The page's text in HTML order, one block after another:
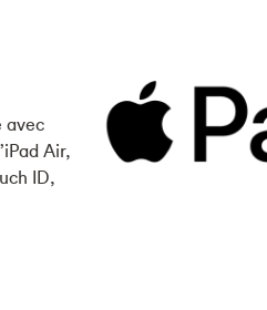
avec
Air,
ID,